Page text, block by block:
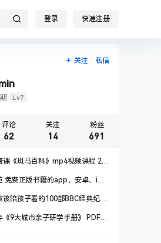
登录 快速注册
关注 私信
Lv7
评论
62
关注
14
粉丝
691
课《斑马百科》mp4视频课程 20
免费正版书籍的app，安卓、iOS
该陪孩子看的100部BBC经典纪录
《9大城市亲子研学手册》 PDF格